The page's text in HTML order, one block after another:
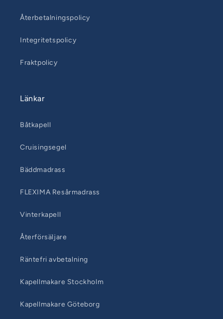
Återbetalningspolicy
Integritetspolicy
Fraktpolicy
Länkar
Båtkapell
Cruisingsegel
Bäddmadrass
FLEXIMA Resårmadrass
Vinterkapell
Återförsäljare
Räntefri avbetalning
Kapellmakare Stockholm
Kapellmakare Göteborg